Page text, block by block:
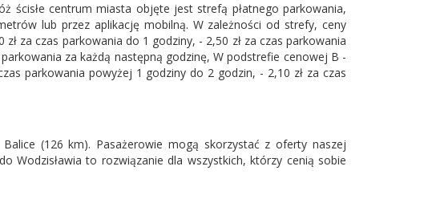
ścisłe centrum miasta objęte jest strefą płatnego parkowania,
lub przez aplikację mobilną. W zależności od strefy, ceny
za czas parkowania do 1 godziny, - 2,50 zł za czas parkowania
za każdą następną godzinę, W podstrefie cenowej B -
parkowania powyżej 1 godziny do 2 godzin, - 2,10 zł za czas
(126 km). Pasażerowie mogą skorzystać z oferty naszej
Wodzisławia to rozwiązanie dla wszystkich, którzy cenią sobie